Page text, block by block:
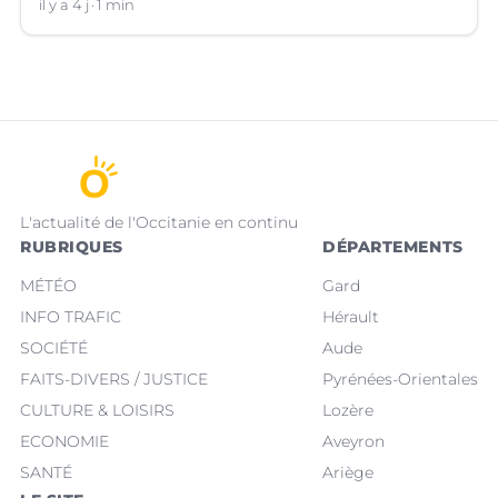
il y a 4 j 1 min
L'actualité de l'Occitanie en continu
RUBRIQUES
MÉTÉO
INFO TRAFIC
SOCIÉTÉ
FAITS-DIVERS / JUSTICE
CULTURE & LOISIRS
ECONOMIE
SANTÉ
DÉPARTEMENTS
Gard
Hérault
Aude
Pyrénées-Orientales
Lozère
Aveyron
Ariège